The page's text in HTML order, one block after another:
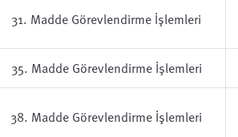
31. Madde Görevlendirme İşlemleri
35. Madde Görevlendirme İşlemleri
38. Madde Görevlendirme İşlemleri